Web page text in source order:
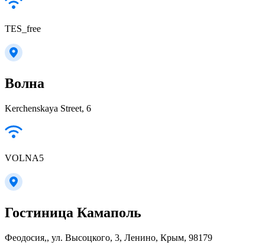
TES_free
Волна
Kerchenskaya Street, 6
VOLNA5
Гостиница Камаполь
Феодосия,, ул. Высоцкого, 3, Ленино, Крым, 98179